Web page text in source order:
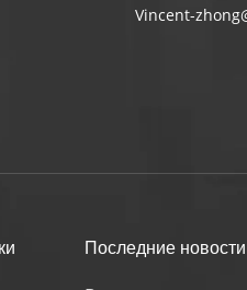
экраном 17 дюймов,
металл, нейлон, ткань,
Vincent-
Последние новости